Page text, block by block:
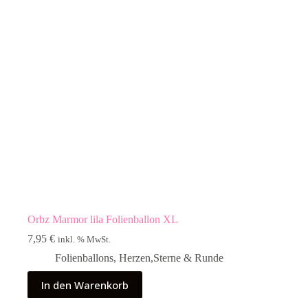
Orbz Marmor lila Folienballon XL
7,95 € inkl. % MwSt.
Folienballons, Herzen,Sterne & Runde
In den Warenkorb